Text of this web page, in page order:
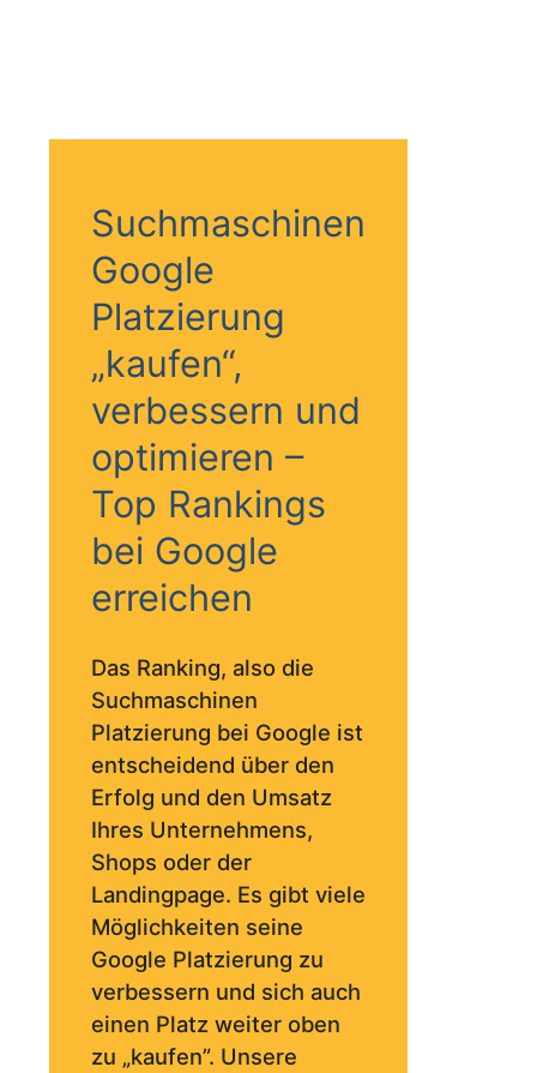
Suchmaschinen
Google
Platzierung
„kaufen“,
verbessern und
optimieren –
Top Rankings
bei Google
erreichen
Das Ranking, also die
Suchmaschinen
Platzierung bei Google ist
entscheidend über den
Erfolg und den Umsatz
Ihres Unternehmens,
Shops oder der
Landingpage. Es gibt viele
Möglichkeiten seine
Google Platzierung zu
verbessern und sich auch
einen Platz weiter oben
zu „kaufen”. Unsere